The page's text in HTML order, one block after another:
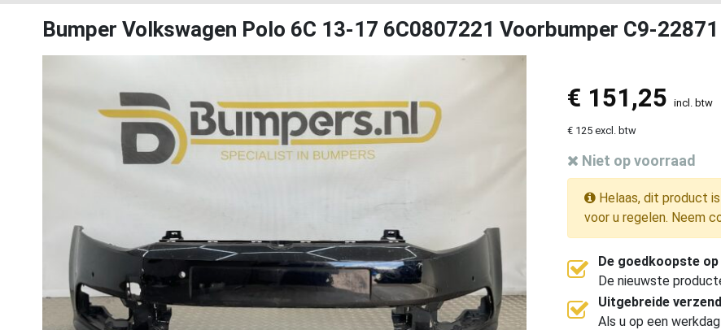
Bumper Volkswagen Polo 6C 13-17 6C0807221 Voorbumper C9-22871
€ 151,25 incl. btw
€ 125 excl. btw
Niet op voorraad
Helaas, dit product is
voor u regelen. Neem
De goedkoopste
De nieuwste
Uitgebreide
Als u op een